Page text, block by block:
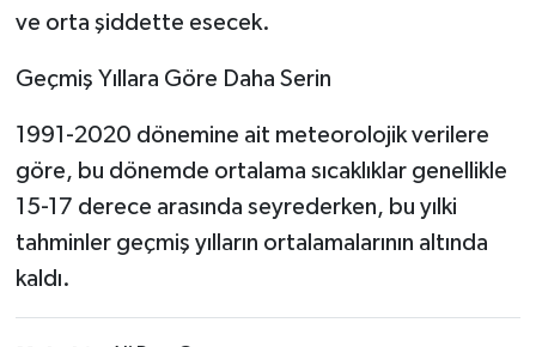
ve orta şiddette esecek.
Geçmiş Yıllara Göre Daha Serin
1991-2020 dönemine ait meteorolojik verilere
göre, bu dönemde ortalama sıcaklıklar genellikle
15-17 derece arasında seyrederken, bu yılki
tahminler geçmiş yılların ortalamalarının altında
kaldı.